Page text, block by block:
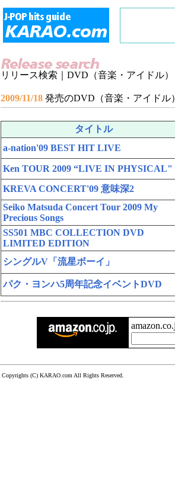
リリース検索｜DVD（音楽・アイドル）
2009/11/18 発売のDVD（音楽・アイドル
タイトル
a-nation'09 BEST HIT LIVE
Ken TOUR 2009 “LIVE IN PHYSICAL"
KREVA CONCERT'09 意味深2
Seiko Matsuda Concert Tour 2009 My
Precious Songs
SS501 MBC COLLECTION DVD
LIMITED EDITION
シングルV「流星ボーイ」
パク・ヨンハ5周年記念イベントDVD
Copyrights (C) KARAO.com All Rights Reserved.